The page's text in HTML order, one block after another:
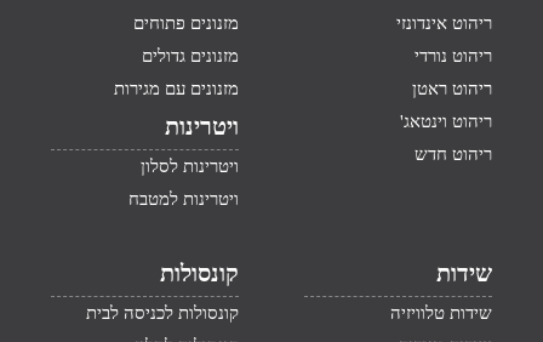
ריהוט אינדונזי
ריהוט נורדי
ריהוט ראטן
ריהוט וינטאג'
ריהוט חדש
מזנונים פתוחים
מזנונים גדולים
מזנונים עם מגירות
ויטרינות
ויטרינות לסלון
ויטרינות למטבח
שידות
שידות טלוויזיה
קונסולות
קונסולות לכניסה לבית